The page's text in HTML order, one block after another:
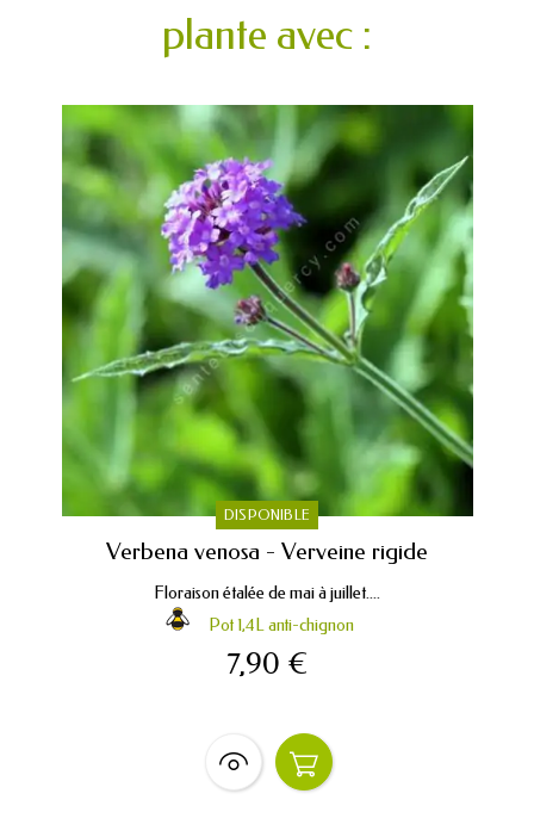
plante avec :
DISPONIBLE
Verbena venosa - Verveine rigide
Floraison étalée de mai à juillet....
Pot 1,4L anti-chignon
7,90 €